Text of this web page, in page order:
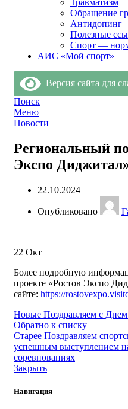
Травматизм
Обращение
Антидопинг
Полезные
Спорт —
АИС «Мой спорт»
Версия сайта для
Поиск
Меню
Новости
Региональный
Экспо
22.10.2024
Опубликовано
22 Окт
Более подробную
проекте «Ростов Экспо
сайте: https://
Новые Поздравляем с
Обратно к списку
Старее Поздравляем
успешным выступлением
соревнованиях
Закрыть
Навигация